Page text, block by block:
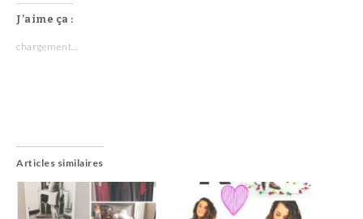
J’aime ça :
chargement…
Articles similaires